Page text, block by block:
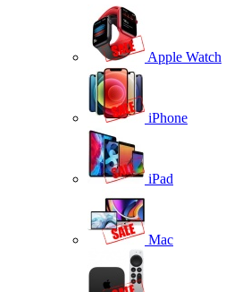
Apple Watch
iPhone
iPad
Mac